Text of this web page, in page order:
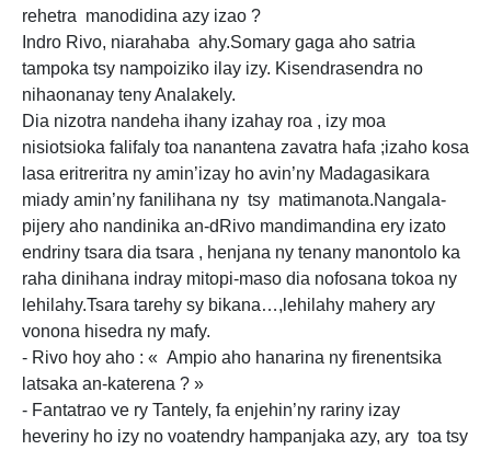
rehetra manodidina azy izao ?
Indro Rivo, niarahaba ahy.Somary gaga aho satria
tampoka tsy nampoiziko ilay izy. Kisendrasendra no
nihaonanay teny Analakely.
Dia nizotra nandeha ihany izahay roa , izy moa
nisiotsioka falifaly toa nanantena zavatra hafa ;izaho kosa
lasa eritreritra ny amin’izay ho avin’ny Madagasikara
miady amin’ny fanilihana ny tsy matimanota.Nangala-
pijery aho nandinika an-dRivo mandimandina ery izato
endriny tsara dia tsara , henjana ny tenany manontolo ka
raha dinihana indray mitopi-maso dia nofosana tokoa ny
lehilahy.Tsara tarehy sy bikana…,lehilahy mahery ary
vonona hisedra ny mafy.
- Rivo hoy aho : « Ampio aho hanarina ny firenentsika
latsaka an-katerena ? »
- Fantatrao ve ry Tantely, fa enjehin’ny rariny izay
heveriny ho izy no voatendry hampanjaka azy, ary toa tsy